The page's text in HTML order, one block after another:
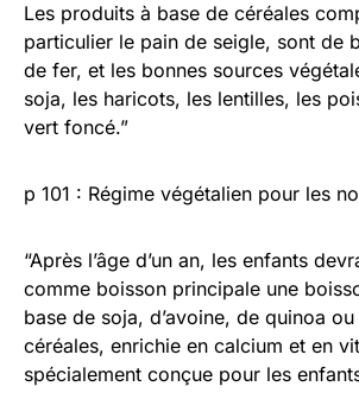
Les produits à base de céréales
particulier le pain de seigle, sont de
de fer, et les bonnes sources
soja, les haricots, les lentilles, les
vert foncé.”
p 101 : Régime végétalien pour les
“Après l’âge d’un an, les enfants
comme boisson principale une
base de soja, d’avoine, de quinoa ou
céréales, enrichie en calcium et en
spécialement conçue pour les